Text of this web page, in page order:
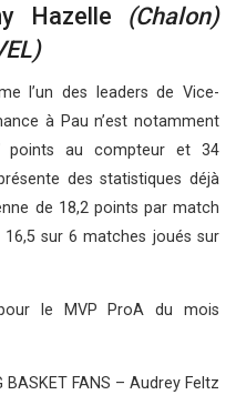
Hazelle (Chalon)
l’un des leaders de Vice-
à Pau n’est notamment
points au compteur et 34
des statistiques déjà
de 18,2 points par match
sur 6 matches joués sur
le MVP ProA du mois
BASKET FANS – Audrey Feltz